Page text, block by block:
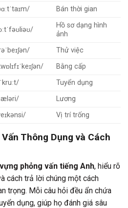
Bán thời gian
Hồ sơ dạng hình
ảnh
Thử việc
Bằng cấp
Tuyển dụng
Lương
Vị trí trống
Thông Dụng và Cách
phỏng vấn tiếng Anh, hiểu rõ
cách trả lời chúng một cách
trọng. Mỗi câu hỏi đều ẩn chứa
dụng, giúp họ đánh giá sâu